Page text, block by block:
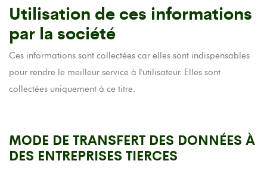
Utilisation de ces informations
par la société
Ces informations sont collectées car elles sont indispensables
pour rendre le meilleur service à l'utilisateur. Elles sont
collectées uniquement à ce titre.
MODE DE TRANSFERT DES DONNÉES À
DES ENTREPRISES TIERCES